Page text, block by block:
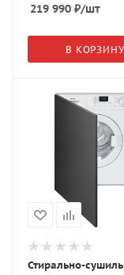
219 990 ₽/шт
В КОРЗИНУ
Стирально-